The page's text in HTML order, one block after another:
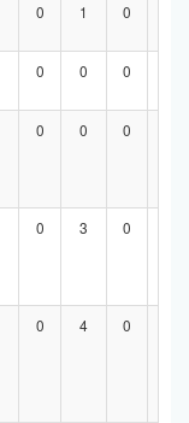
0 1 0
0 0 0
0 0 0
0 3 0
0 4 0